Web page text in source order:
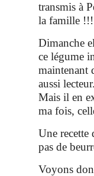
transmis à
la famille !!!
Dimanche
ce légume
maintenant
aussi lecteur.
Mais il en
ma fois,
Une recette
pas de
Voyons